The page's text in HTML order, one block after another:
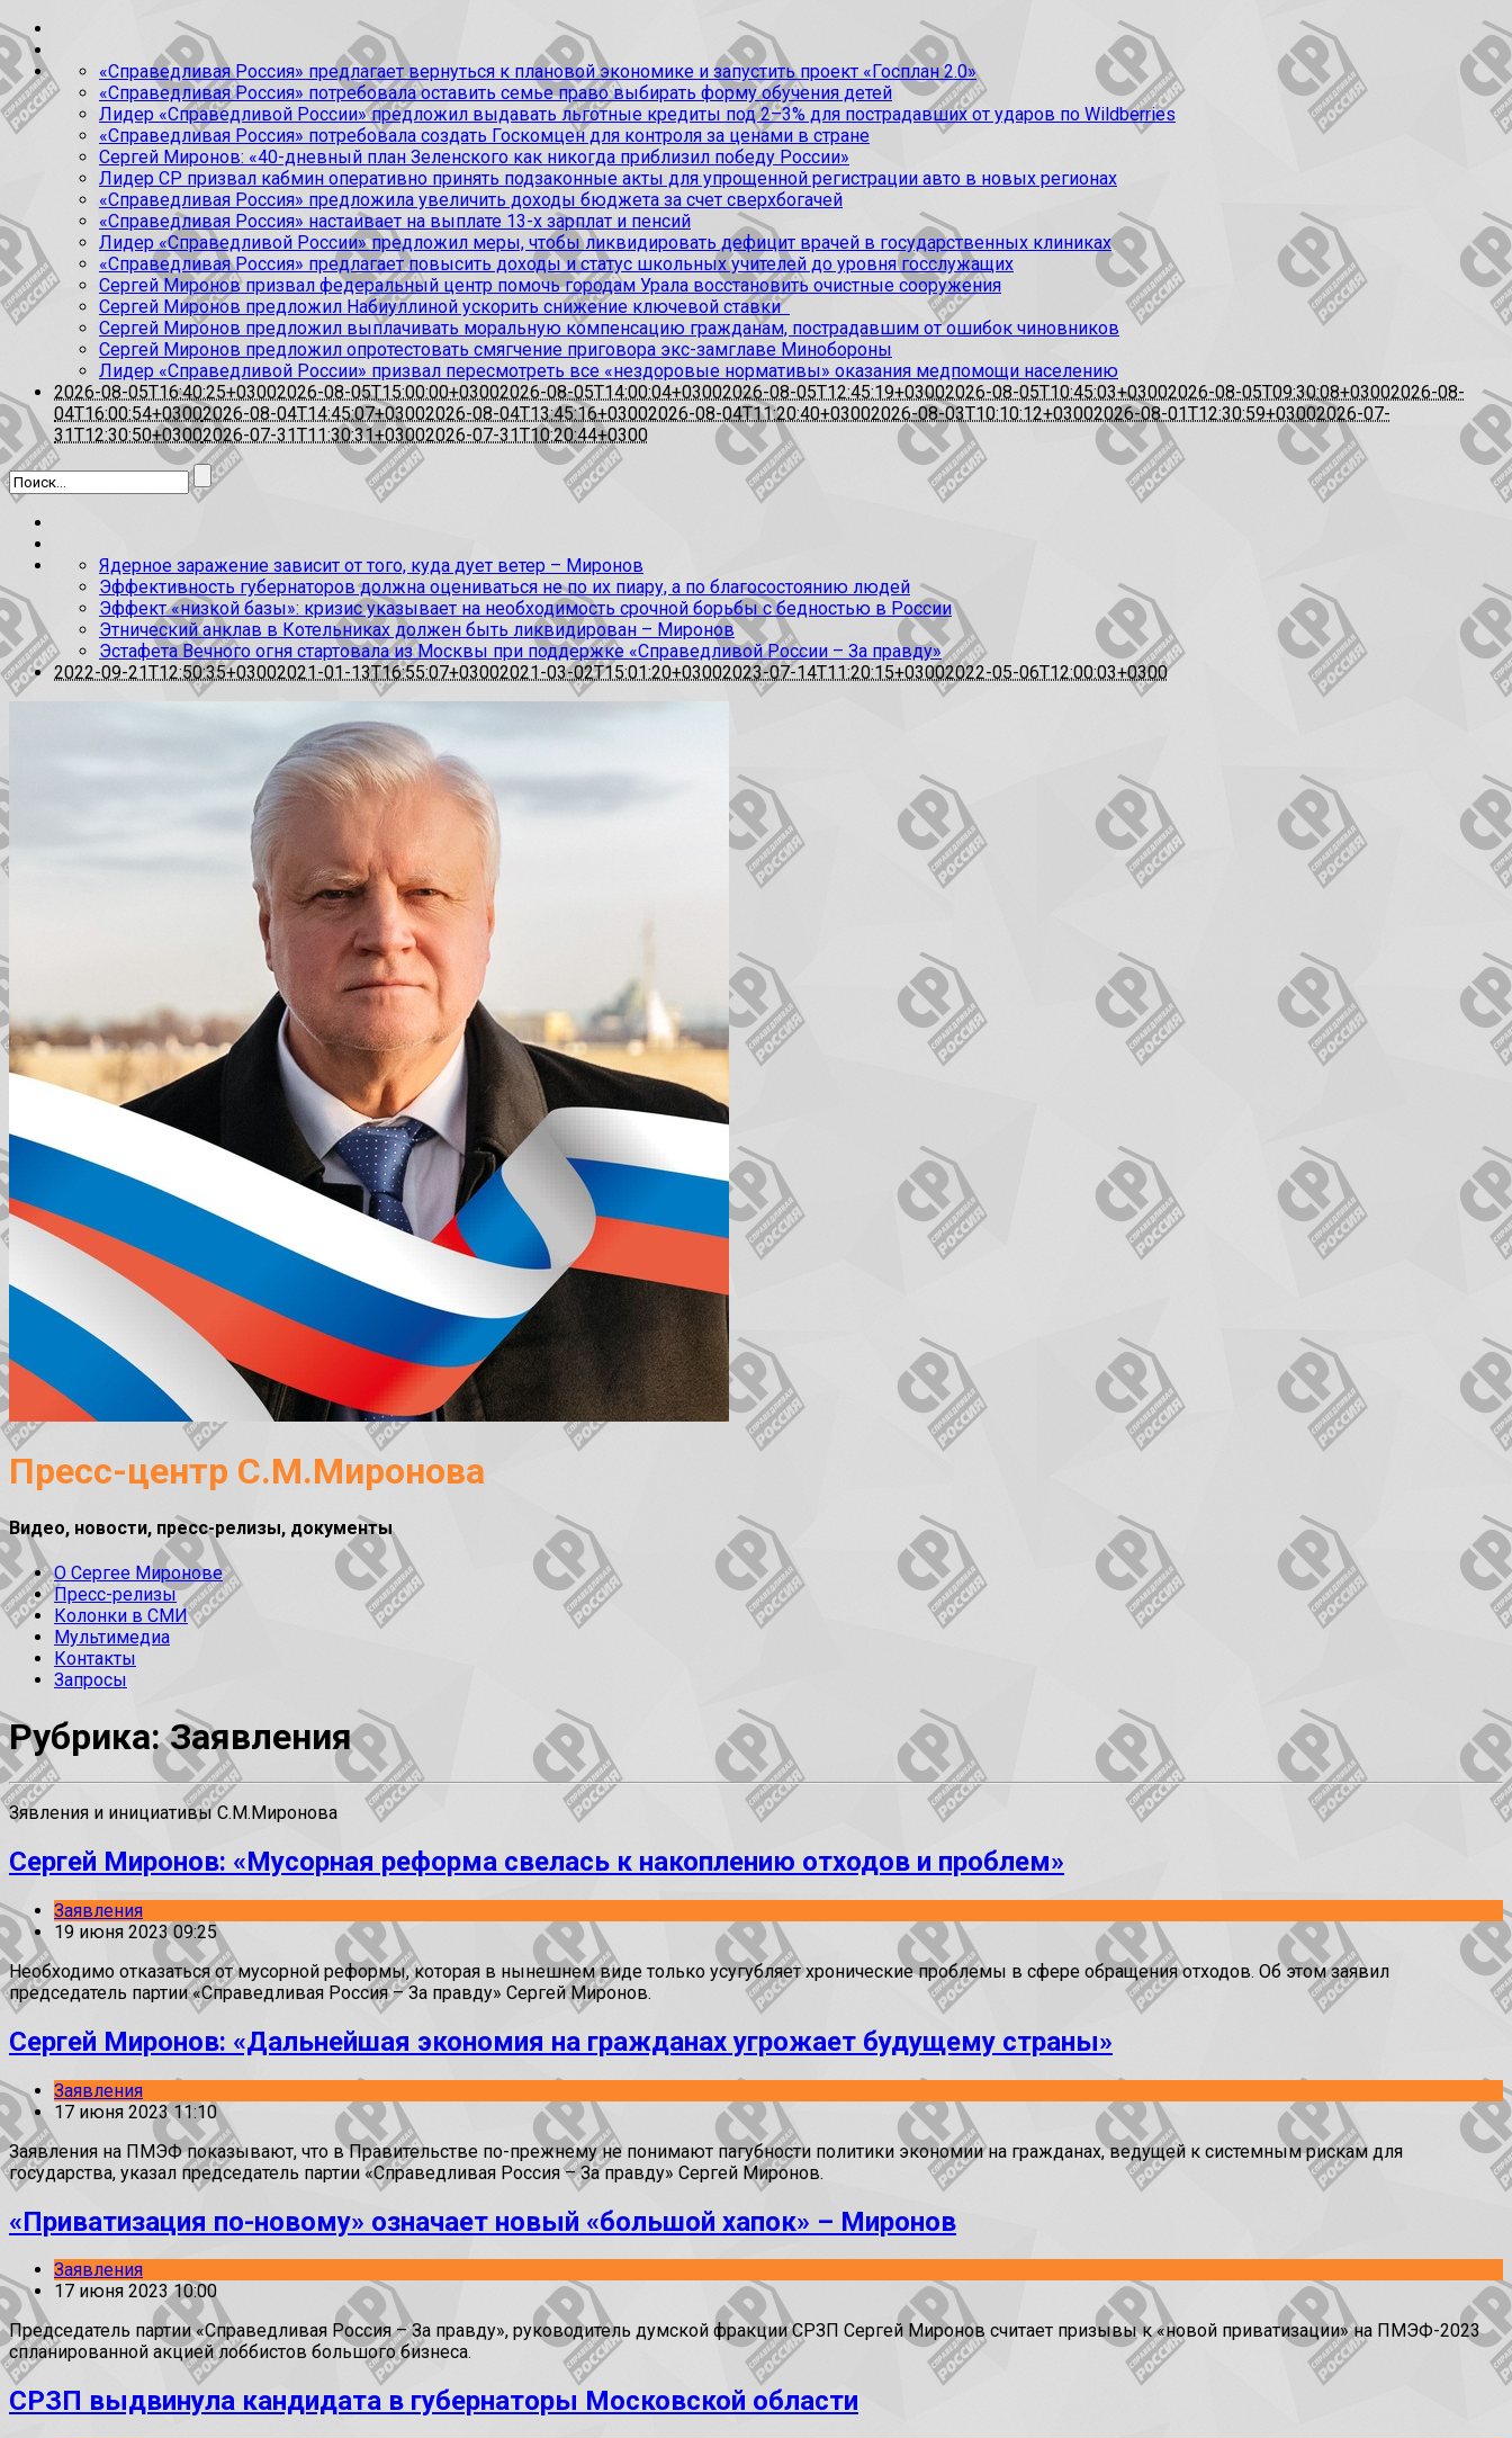
«Справедливая Россия» предлагает вернуться к плановой экономике и запустить проект «Госплан 2.0»
«Справедливая Россия» потребовала оставить семье право выбирать форму обучения детей
Лидер «Справедливой России» предложил выдавать льготные кредиты под 2–3% для пострадавших от ударов по Wildberries
«Справедливая Россия» потребовала создать Госкомцен для контроля за ценами в стране
Сергей Миронов: «40-дневный план Зеленского как никогда приблизил победу России»
Лидер СР призвал кабмин оперативно принять подзаконные акты для упрощенной регистрации авто в новых регионах
«Справедливая Россия» предложила увеличить доходы бюджета за счет сверхбогачей
«Справедливая Россия» настаивает на выплате 13-х зарплат и пенсий
Лидер «Справедливой России» предложил меры, чтобы ликвидировать дефицит врачей в государственных клиниках
«Справедливая Россия» предлагает повысить доходы и статус школьных учителей до уровня госслужащих
Сергей Миронов призвал федеральный центр помочь городам Урала восстановить очистные сооружения
Сергей Миронов предложил Набиуллиной ускорить снижение ключевой ставки
Сергей Миронов предложил выплачивать моральную компенсацию гражданам, пострадавшим от ошибок чиновников
Сергей Миронов предложил опротестовать смягчение приговора экс-замглаве Минобороны
Лидер «Справедливой России» призвал пересмотреть все «нездоровые нормативы» оказания медпомощи населению
2026-08-05T16:40:25+03002026-08-05T15:00:00+03002026-08-05T14:00:04+03002026-08-05T12:45:19+03002026-08-05T10:45:03+03002026-08-05T09:30:08+03002026-08-
04T16:00:54+03002026-08-04T14:45:07+03002026-08-04T13:45:16+03002026-08-04T11:20:40+03002026-08-03T10:10:12+03002026-08-01T12:30:59+03002026-07-
31T12:30:50+03002026-07-31T11:30:31+03002026-07-31T10:20:44+0300
Ядерное заражение зависит от того, куда дует ветер – Миронов
Эффективность губернаторов должна оцениваться не по их пиару, а по благосостоянию людей
Эффект «низкой базы»: кризис указывает на необходимость срочной борьбы с бедностью в России
Этнический анклав в Котельниках должен быть ликвидирован – Миронов
Эстафета Вечного огня стартовала из Москвы при поддержке «Справедливой России – За правду»
2022-09-21T12:50:35+03002021-01-13T16:55:07+03002021-03-02T15:01:20+03002023-07-14T11:20:15+03002022-05-06T12:00:03+0300
Пресс-центр С.М.Миронова
Видео, новости, пресс-релизы, документы
О Сергее Миронове
Пресс-релизы
Колонки в СМИ
Мультимедиа
Контакты
Запросы
Рубрика: Заявления
Зявления и инициативы С.М.Миронова
Сергей Миронов: «Мусорная реформа свелась к накоплению отходов и проблем»
Заявления
19 июня 2023 09:25
Необходимо отказаться от мусорной реформы, которая в нынешнем виде только усугубляет хронические проблемы в сфере обращения отходов. Об этом заявил
председатель партии «Справедливая Россия – За правду» Сергей Миронов.
Сергей Миронов: «Дальнейшая экономия на гражданах угрожает будущему страны»
Заявления
17 июня 2023 11:10
Заявления на ПМЭФ показывают, что в Правительстве по-прежнему не понимают пагубности политики экономии на гражданах, ведущей к системным рискам для
государства, указал председатель партии «Справедливая Россия – За правду» Сергей Миронов.
«Приватизация по-новому» означает новый «большой хапок» – Миронов
Заявления
17 июня 2023 10:00
Председатель партии «Справедливая Россия – За правду», руководитель думской фракции СРЗП Сергей Миронов считает призывы к «новой приватизации» на ПМЭФ-2023
спланированной акцией лоббистов большого бизнеса.
СРЗП выдвинула кандидата в губернаторы Московской области